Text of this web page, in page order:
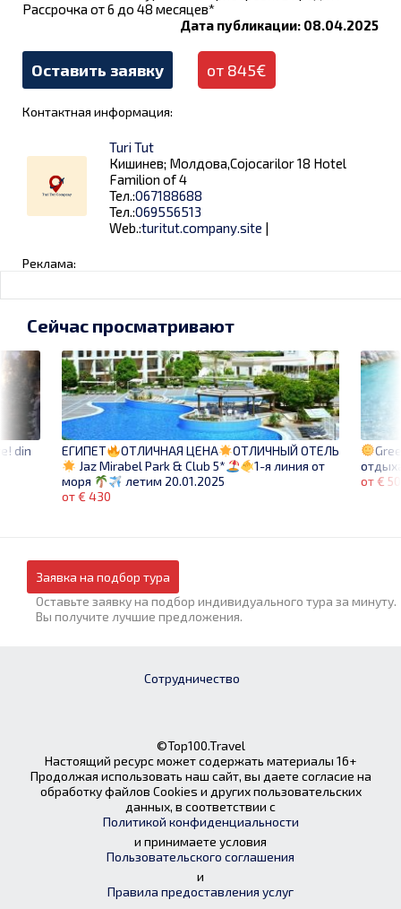
Рассрочка от 6 до 48 месяцев*
Дата публикации: 08.04.2025
Оставить заявку от 845€
Контактная информация:
Turi Tut
Кишинев; Молдова,Cojocarilor 18 Hotel
Familion of 4
Тел.:067188688
Тел.:069556513
Web.:turitut.company.site |
Реклама:
din
от €
Сейчас просматривают
ЕГИПЕТ ОТЛИЧНАЯ ЦЕНА
ОТЛИЧНЫЙ ОТЕЛЬ
Jaz Mirabel Park & Club 5*
1-я линия от
моря
летим 20.01.2025
от € 430
Заявка на подбор тура
Оставьте заявку на подбор индивидуального тура за минуту.
Вы получите лучшие предложения.
Сотрудничество
©Top100.Travel
Настоящий ресурс может содержать материалы 16+
Продолжая использовать наш сайт, вы даете согласие на
обработку файлов Cookies и других пользовательских
данных, в соответствии с
Политикой конфиденциальности
и принимаете условия
Пользовательского соглашения
и
Правила предоставления услуг